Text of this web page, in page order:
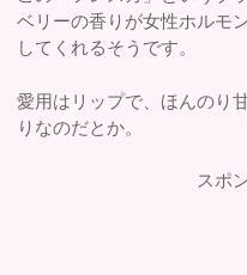
ベリーの香りが女性ホルモ
してくれるそうです。
愛用はリップで、ほんのり
りなのだとか。
スポ